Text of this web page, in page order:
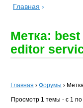
Главная ›
Метка:
editor
Главная › Форумы ›
Просмотр 1 темы - с 1 по